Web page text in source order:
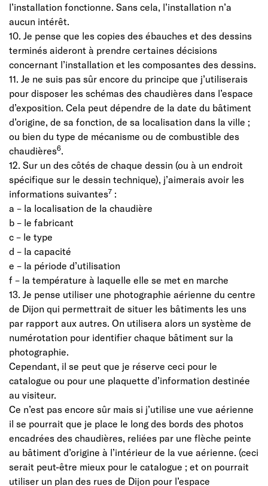
l’installation fonctionne. Sans cela, l’installation n’a
aucun intérêt.
10. Je pense que les copies des ébauches et des dessins
terminés aideront à prendre certaines décisions
concernant l’installation et les composantes des dessins.
11. Je ne suis pas sûr encore du principe que j’utiliserais
pour disposer les schémas des chaudières dans l’espace
d’exposition. Cela peut dépendre de la date du bâtiment
d’origine, de sa fonction, de sa localisation dans la ville ;
ou bien du type de mécanisme ou de combustible des
chaudières6.
12. Sur un des côtés de chaque dessin (ou à un endroit
spécifique sur le dessin technique), j’aimerais avoir les
informations suivantes7 :
a – la localisation de la chaudière
b – le fabricant
c – le type
d – la capacité
e – la période d’utilisation
f – la température à laquelle elle se met en marche
13. Je pense utiliser une photographie aérienne du centre
de Dijon qui permettrait de situer les bâtiments les uns
par rapport aux autres. On utilisera alors un système de
numérotation pour identifier chaque bâtiment sur la
photographie.
Cependant, il se peut que je réserve ceci pour le
catalogue ou pour une plaquette d’information destinée
au visiteur.
Ce n’est pas encore sûr mais si j’utilise une vue aérienne
il se pourrait que je place le long des bords des photos
encadrées des chaudières, reliées par une flèche peinte
au bâtiment d’origine à l’intérieur de la vue aérienne. (ceci
serait peut-être mieux pour le catalogue ; et on pourrait
utiliser un plan des rues de Dijon pour l’espace